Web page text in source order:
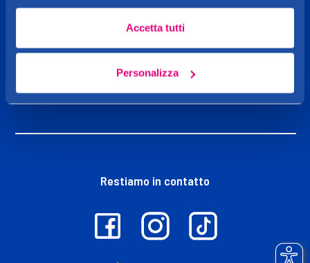
Accetta tutti
Personalizza
Restiamo in contatto